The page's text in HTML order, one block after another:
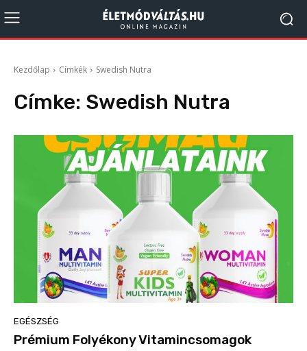
Kezdőlap Címkék Swedish Nutra
Címke: Swedish Nutra
EGÉSZSÉG
Prémium Folyékony Vitamincsomagok